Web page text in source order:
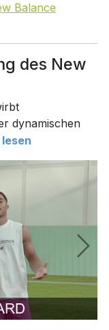
Balance
des New
dynamischen